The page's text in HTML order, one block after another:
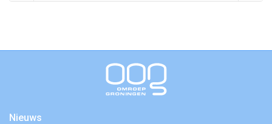
Nieuws